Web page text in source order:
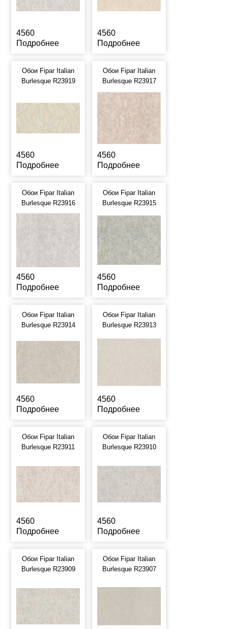
4560
Подробнее
4560
Подробнее
Обои Fipar Italian
Burlesque R23919
4560
Подробнее
Обои Fipar Italian
Burlesque R23917
4560
Подробнее
Обои Fipar Italian
Burlesque R23916
4560
Подробнее
Обои Fipar Italian
Burlesque R23915
4560
Подробнее
Обои Fipar Italian
Burlesque R23914
4560
Подробнее
Обои Fipar Italian
Burlesque R23913
4560
Подробнее
Обои Fipar Italian
Burlesque R23911
4560
Подробнее
Обои Fipar Italian
Burlesque R23910
4560
Подробнее
Обои Fipar Italian
Burlesque R23909
Обои Fipar Italian
Burlesque R23907